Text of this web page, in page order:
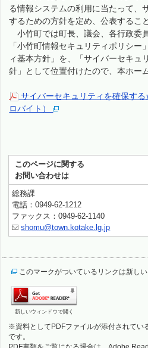
る情報システムの利用に当たって、
するための方針を定め、公表するこ
小竹町では町長、議会、各行政委
「小竹町情報セキュリティポリシー
ィ基本方針」を、「サイバーセキュ
針」として位置付けたので、本ホー
サイバーセキュリティを確保す
ロバイト）
このページに関する
お問い合わせは
総務課
電話：0949-62-1212
ファックス：0949-62-1140
shomu@town.kotake.lg.jp
このマークがついているリンクは新し
新しいウィンドウで開く
※資料としてPDFファイルが添付されてい
です。